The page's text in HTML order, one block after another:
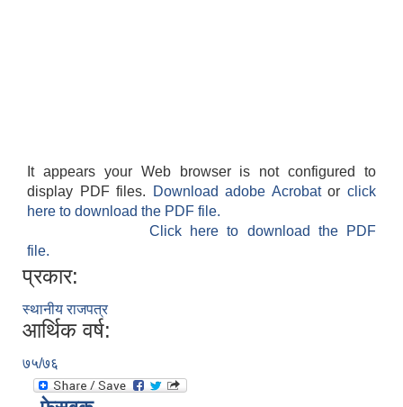
It appears your Web browser is not configured to
display PDF files.
Download adobe Acrobatorclick
here to download the PDF file.
Click here to download the PDF
file.
प्रकार:
स्थानीय राजपत्र
आर्थिक वर्ष:
७५/७६